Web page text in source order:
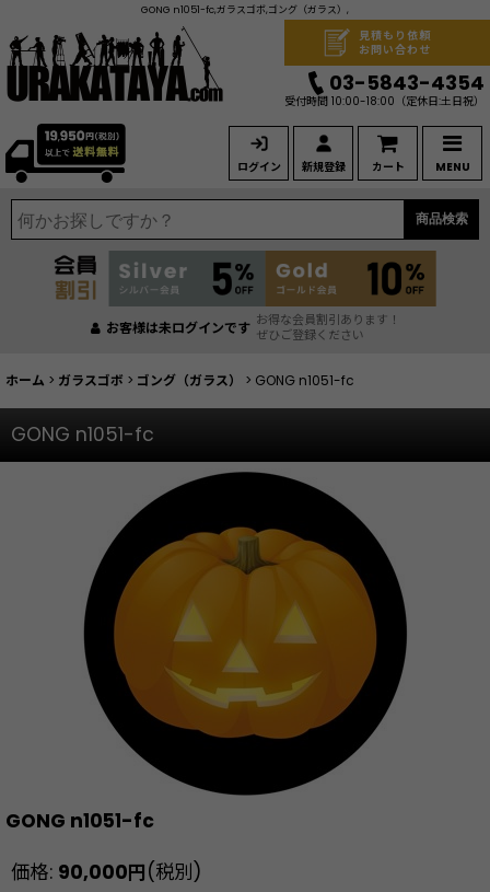
GONG n1051-fc,ガラスゴボ,ゴング（ガラス）,
ログイン 新規登録 カート MENU
見積もり依頼
お問い合わせ
03-5843-4354
受付時間 10:00-18:00 （定休日:土日祝）
商品検索
お客様は未ログインです お得な会員割引あります！
ぜひご登録ください
ホーム > ガラスゴボ > ゴング（ガラス） > GONG n1051-fc
GONG n1051-fc
GONG n1051-fc
価格: 90,000円(税別)